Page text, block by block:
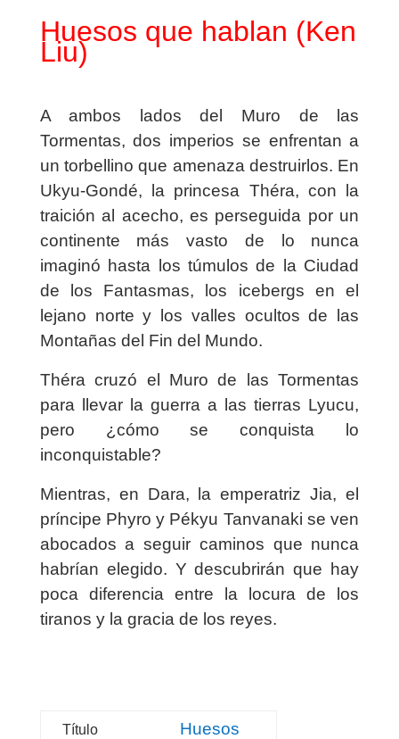
Huesos que hablan (Ken
Liu)
A ambos lados del Muro de las
Tormentas, dos imperios se enfrentan a
un torbellino que amenaza destruirlos. En
Ukyu-Gondé, la princesa Théra, con la
traición al acecho, es perseguida por un
continente más vasto de lo nunca
imaginó hasta los túmulos de la Ciudad
de los Fantasmas, los icebergs en el
lejano norte y los valles ocultos de las
Montañas del Fin del Mundo.
Théra cruzó el Muro de las Tormentas
para llevar la guerra a las tierras Lyucu,
pero ¿cómo se conquista lo
inconquistable?
Mientras, en Dara, la emperatriz Jia, el
príncipe Phyro y Pékyu Tanvanaki se ven
abocados a seguir caminos que nunca
habrían elegido. Y descubrirán que hay
poca diferencia entre la locura de los
tiranos y la gracia de los reyes.
Título
Huesos